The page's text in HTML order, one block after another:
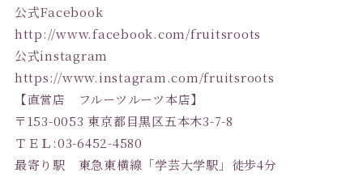
公式Facebook
http://www.facebook.com/fruitsroots
公式instagram
https://www.instagram.com/fruitsroots
【直営店 フルーツルーツ本店】
〒153-0053 東京都目黒区五本木3-7-8
ＴＥＬ:03-6452-4580
最寄り駅 東急東横線「学芸大学駅」徒歩4分